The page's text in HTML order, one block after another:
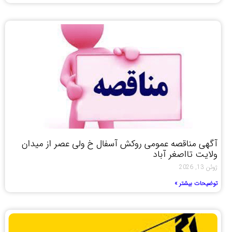
آگهی مناقصه عمومی روکش آسفال خ ولی عصر از میدان
ولایت تااصغر آباد
ژوئن 13, 2026
توضیحات بیشتر »